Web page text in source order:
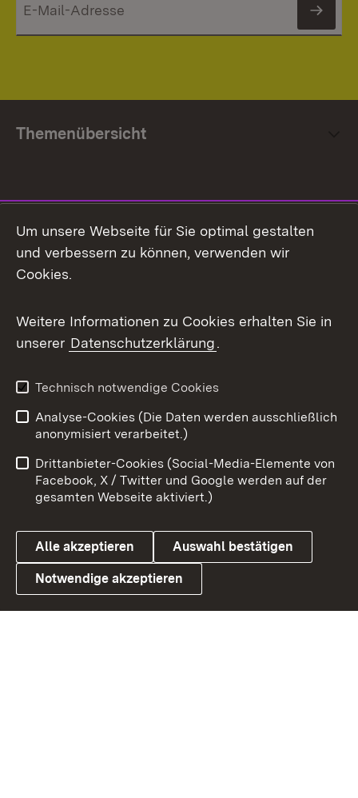
Themenübersicht
Facebook
X / Twitter
Youtube
Link zum Landesportal
Impressum
Kontakt
Barrierefreiheit
Datenschutz
Cookies
Um unsere Webseite für Sie optimal gestalten
und verbessern zu können, verwenden wir
Cookies.
Weitere Informationen zu Cookies erhalten Sie in
unserer Datenschutzerklärung.
Technisch notwendige Cookies
Analyse-Cookies (Die Daten werden ausschließlich
anonymisiert verarbeitet.)
Drittanbieter-Cookies (Social-Media-Elemente von
Facebook, X / Twitter und Google werden auf der
gesamten Webseite aktiviert.)
Alle akzeptieren Auswahl bestätigen
Notwendige akzeptieren